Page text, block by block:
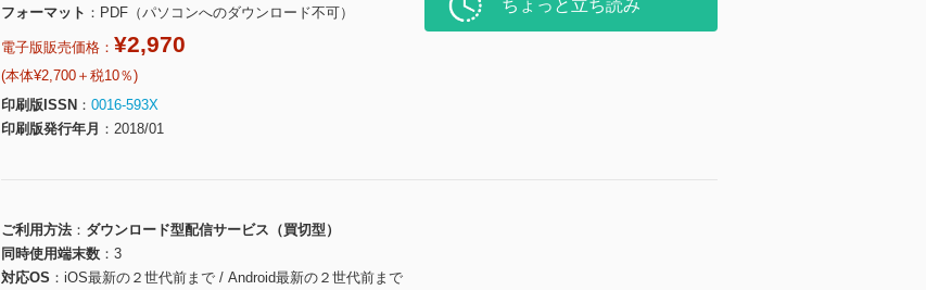
フォーマット
PDF（パソコンへのダウンロード不可）
電子版販売価格： ¥2,970
(本体¥2,700＋税10％)
印刷版ISSN
0016-593X
印刷版発行年月
2018/01
ちょっと立ち読み
ご利用方法
ダウンロード型配信サービス（買切型）
同時使用端末数
3
対応OS
iOS最新の２世代前まで / Android最新の２世代前まで